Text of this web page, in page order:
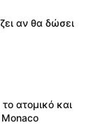
αν θα δώσει
ατομικό και
Monaco